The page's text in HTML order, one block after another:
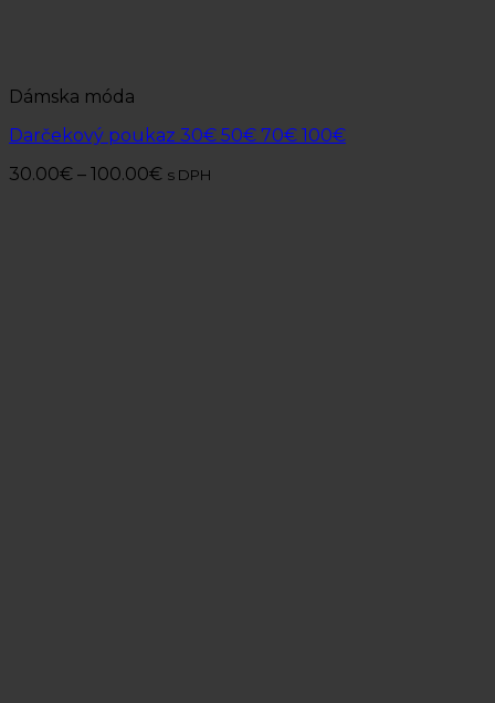
Dámska móda
Darčekový poukaz 30€ 50€ 70€ 100€
30.00€ – 100.00€ s DPH